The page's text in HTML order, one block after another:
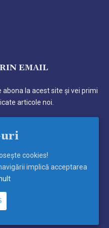
EMAIL
la acest site și vei primi
articole noi.
uri
cookies!
implică acceptarea